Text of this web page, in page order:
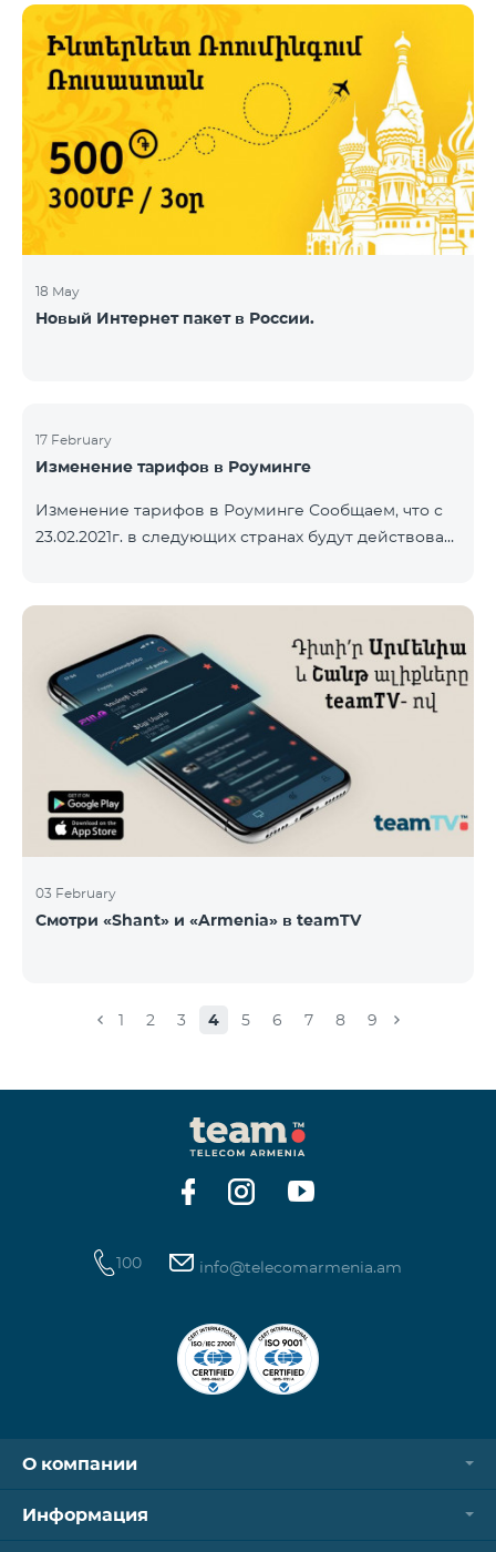
18 May
Новый Интернет пакет в России.
17 February
Изменение тарифов в Роуминге
Изменение тарифов в Роуминге Сообщаем, что с
23.02.2021г. в следующих странах будут действовать
2500 драм/минута Исходящие звонки локальные –
500 драм/минута SMS – 250 драм Интернет – 7000
драм/МБ Список стран: Бермудские острова,
Буркина-Фасо, Кабо-Верде, Куба, Эквоториальная
Гвинея, Эфиопия, Гамбия, Гвинея, Мадага
03 February
Смотри «Shant» и «Armenia» в teamTV
1 2 3 4 5 6 7 8 9
100 info@telecomarmenia.am
О компании
Информация